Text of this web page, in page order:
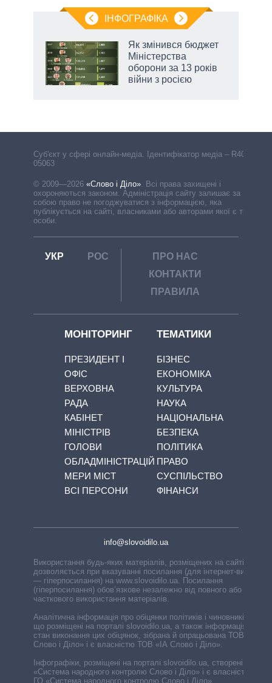
ІНФОГРАФІКА
Як змінився бюджет
Міністерства
оборони за 13 років
війни з росією
Cуб'єкт у сфері онлайн-медіа. Ідентифікатор медіа – R40-
05063
© 2009—2026 «Слово і Діло». Всі права захищені і
охороняються законом. Адміністрація сайту залишає за
собою право не погоджуватися з інформацією, яка
публікується на сайті, власниками або авторами якої є треті
особи.
УКР РОС
ПРО НАС
КОНТАКТИ
ПРАВИЛА
МОНІТОРИНГ
ПРЕЗИДЕНТ І
ОФІС
ВЕРХОВНА
РАДА
КАБІНЕТ
МІНІСТРІВ
ГОЛОВИ
ОБЛАДМІНІСТРАЦІЙ
МЕРИ МІСТ
ВСІ ПЕРСОНИ
ТЕМАТИКИ
БІЗНЕС
ЕКОНОМІКА
КУЛЬТУРА
НАУКА
НАЦІОНАЛЬНА
БЕЗПЕКА
ПОЛІТИКА
ПРАВО
СУСПІЛЬСТВО
ФІНАНСИ
info@slovoidilo.ua
Використання будь-яких матеріалів, розміщених на сайті,
дозволяється при вказуванні посилання (для інтернет-видань
— гіперпосилання) на www.slovoidilo.ua. Посилання
(гіперпосилання) обов’язкове незалежно від повного або
часткового використання матеріалів.
Аналітична інформація про обіцянки політиків і чиновників,
що розміщені на порталі slovoidilo.ua, а також інформація про
стан виконання цих обіцянок, зібрана й опрацьована ТОВ «ІА
Слово і Діло» і є власністю ТОВ «ІА Слово і Діло».
Інфографіки, розміщені на порталі slovoidilo.ua, створені ГО
«Система народного контролю Слово і Діло» і є власністю
ГО «Система народного контролю Слово і Діло».